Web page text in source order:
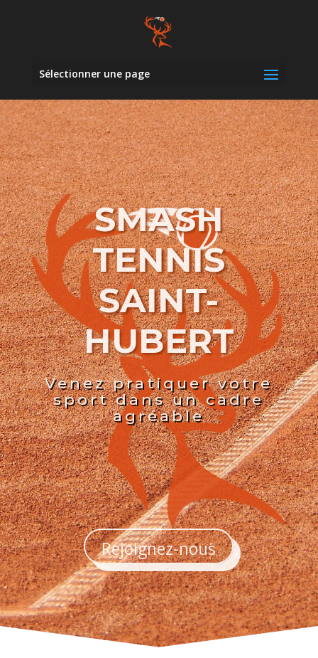
Sélectionner une page
SMASH
TENNIS
SAINT-
HUBERT
Venez pratiquer votre
sport dans un cadre
agréable
Rejoignez-nous